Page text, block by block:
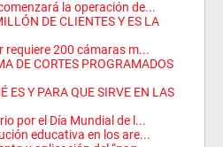
la operación de...
DE CLIENTES Y ES LA
requiere 200 cámaras m...
DE CORTES PROGRAMADOS
ES Y PARA QUE SIRVE EN LAS
por el Día Mundial de l...
educativa en los are...